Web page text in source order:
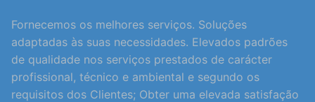
Fornecemos os melhores serviços. Soluções
adaptadas às suas necessidades. Elevados padrões
de qualidade nos serviços prestados de carácter
profissional, técnico e ambiental e segundo os
requisitos dos Clientes; Obter uma elevada satisfação